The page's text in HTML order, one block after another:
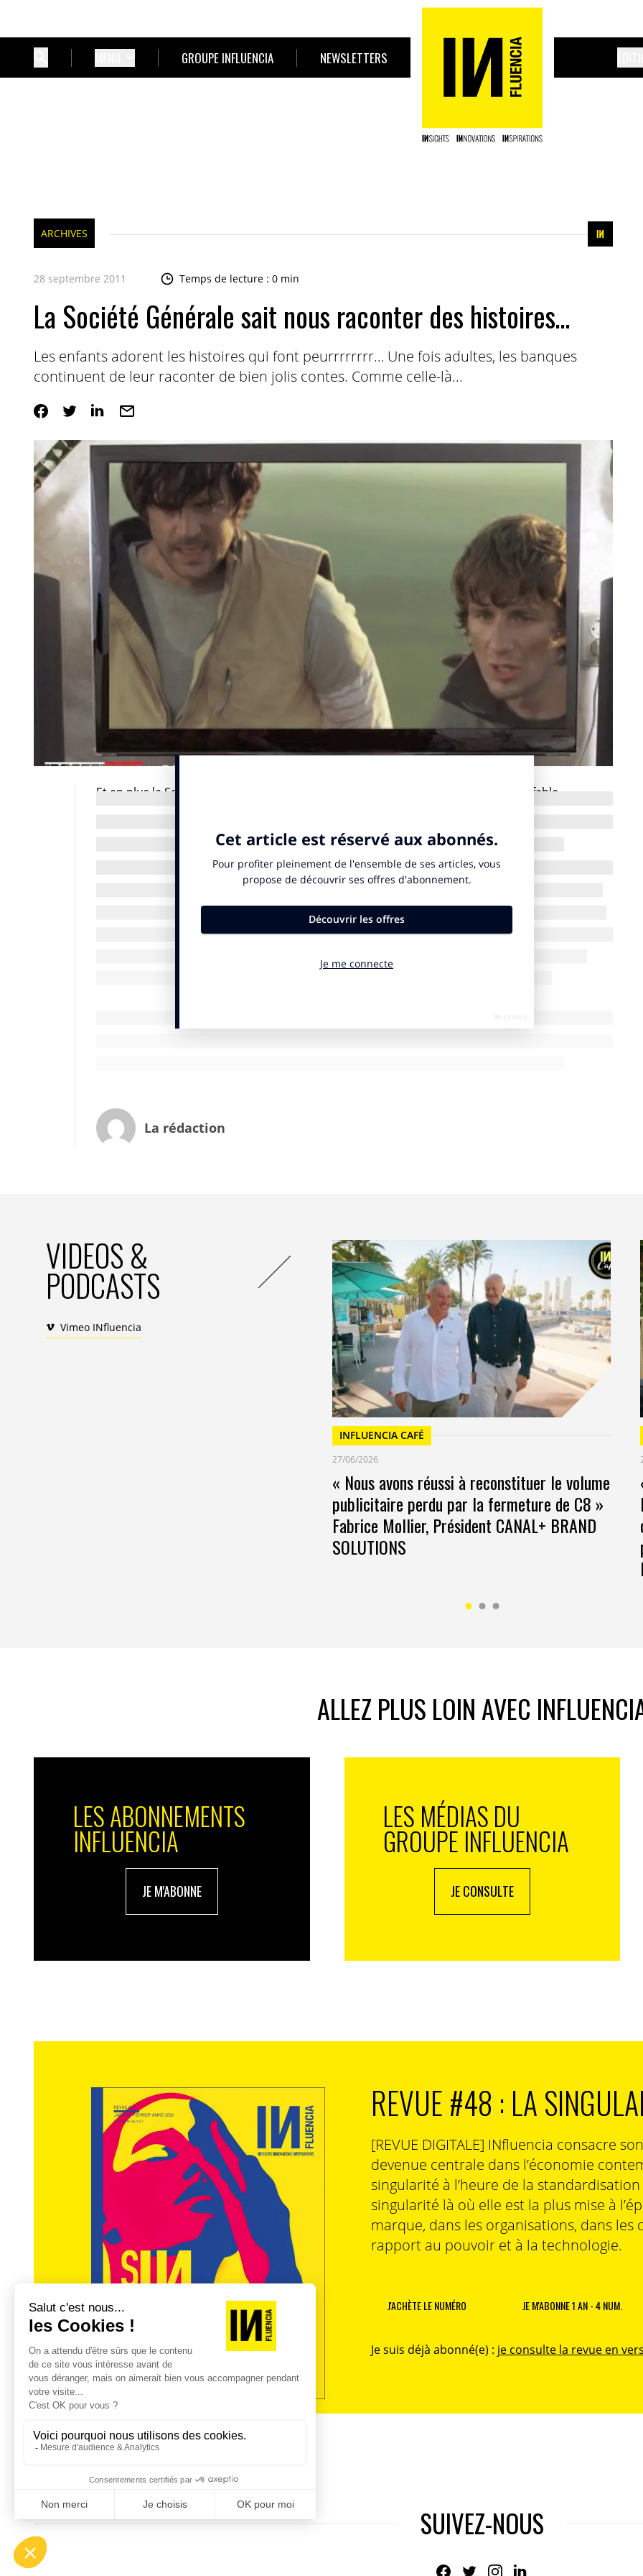
GROUPE INFLUENCIA NEWSLETTERS
ARCHIVES
28 septembre 2011 Temps de lecture : 0 min
La Société Générale sait nous raconter des histoires…
Les enfants adorent les histoires qui font peurrrrrrrr… Une fois adultes, les banques
continuent de leur raconter de bien jolis contes. Comme celle-là...
Et en plus la Société Générale raconte ses histoires en beat box… Une bien belle fable
Retrouvez toutes les semaines dans INfluencia le décryptage pertinent et impertinent d’un spot
La rédaction
VIDEOS &
PODCASTS
Vimeo INfluencia
INFLUENCIA CAFÉ
27/06/2026
« Nous avons réussi à reconstituer le volume
publicitaire perdu par la fermeture de C8 »
Fabrice Mollier, Président CANAL+ BRAND
SOLUTIONS
ALLEZ PLUS LOIN AVEC
LES ABONNEMENTS
INFLUENCIA
JE M'ABONNE
LES MÉDIAS DU
GROUPE INFLUENCIA
JE CONSULTE
REVUE #48 : LA
[REVUE DIGITALE] INfluencia consacre
devenue centrale dans l’économie
singularité à l’heure de la
singularité là où elle est la plus mise à
marque, dans les organisations, dans les
rapport au pouvoir et à la technologie.
J'ACHÈTE LE NUMÉRO JE M'ABONNE 1 AN - 4 NUM.
Je suis déjà abonné(e) : je consulte la revue en
SUIVEZ-NOUS